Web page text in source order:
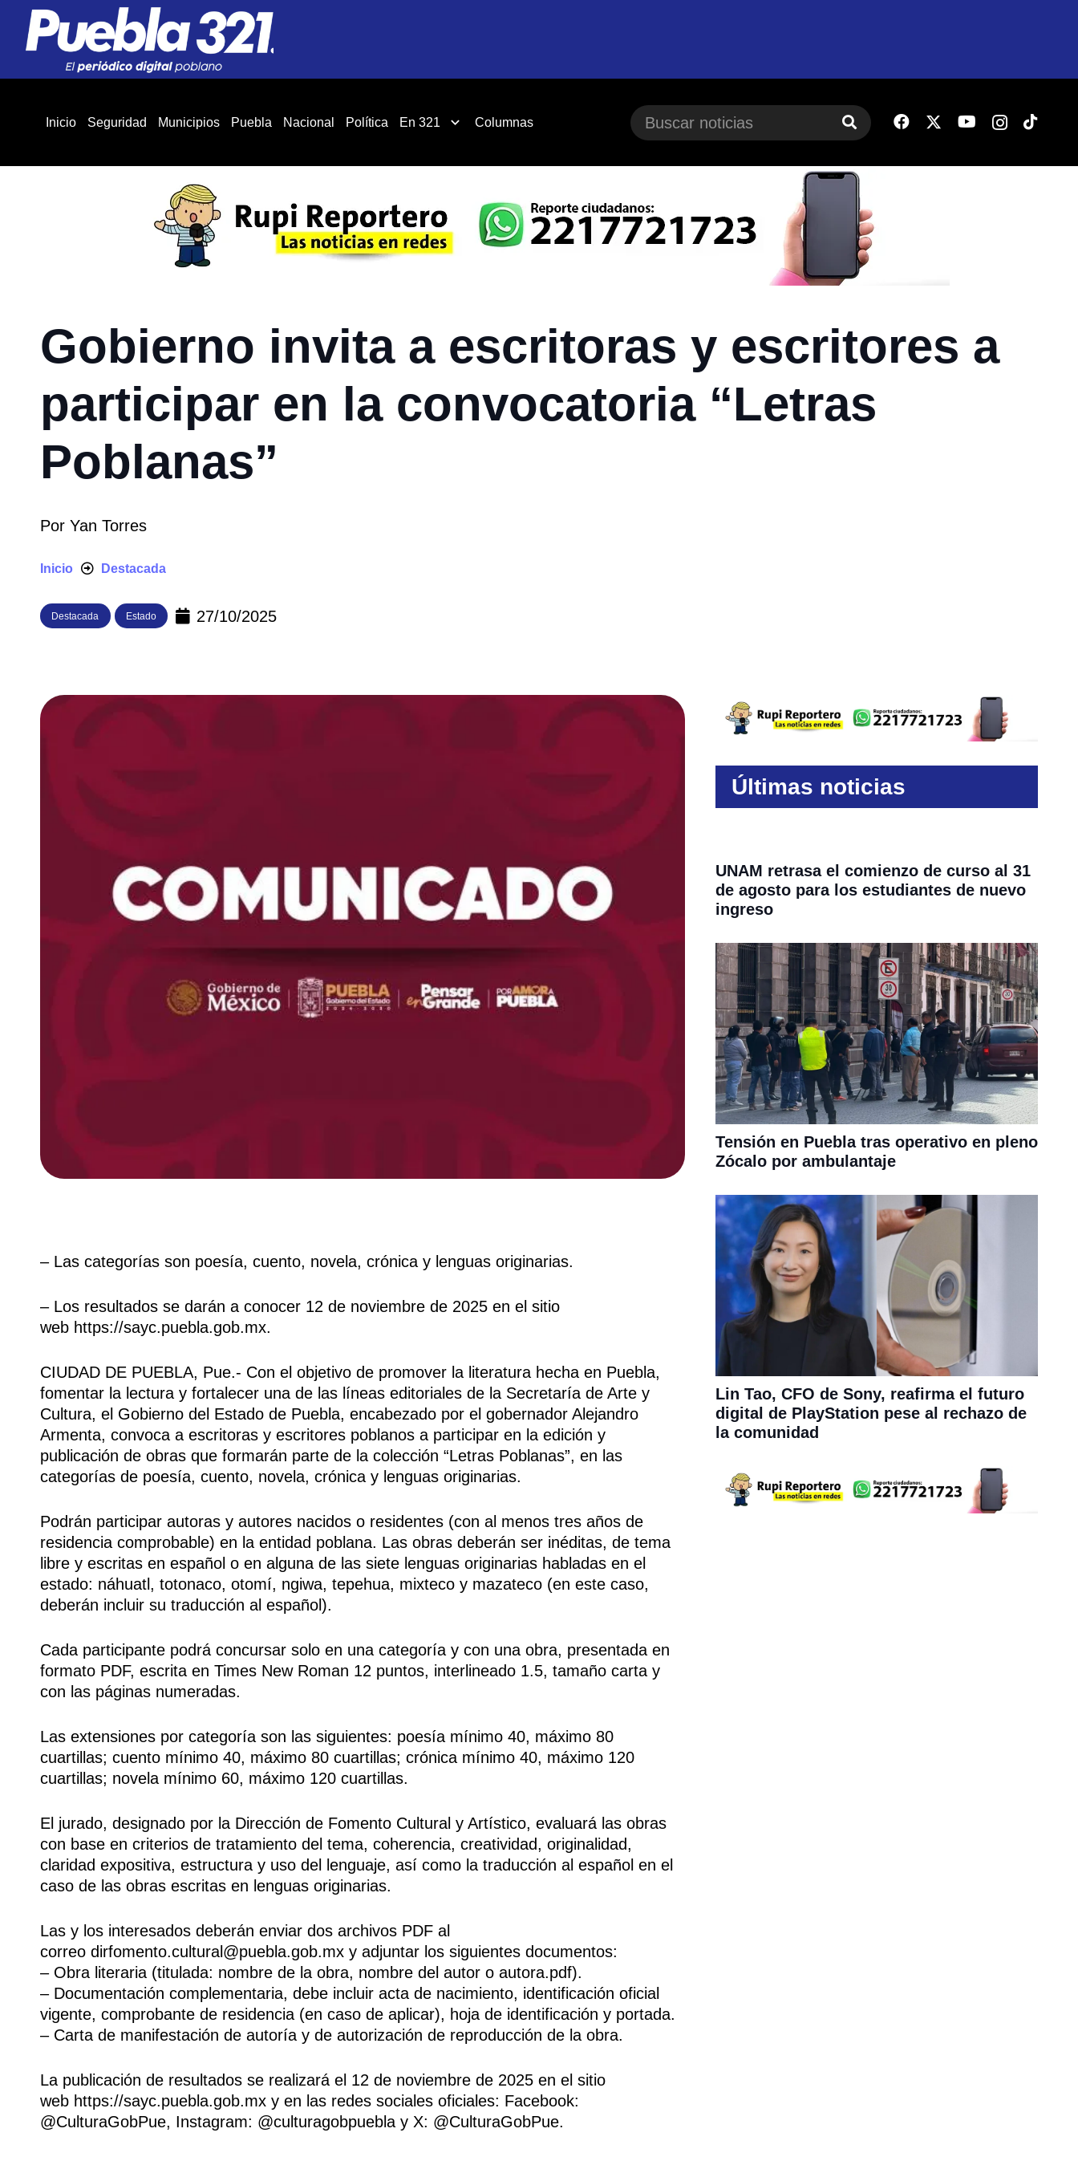
Inicio Seguridad Municipios Puebla Nacional Política En 321 Columnas
Gobierno invita a escritoras y escritores a
participar en la convocatoria “Letras
Poblanas”
Por Yan Torres
Inicio Destacada
Destacada Estado 27/10/2025
– Las categorías son poesía, cuento, novela, crónica y lenguas originarias.
– Los resultados se darán a conocer 12 de noviembre de 2025 en el sitio
web https://sayc.puebla.gob.mx.
CIUDAD DE PUEBLA, Pue.- Con el objetivo de promover la literatura hecha en Puebla,
fomentar la lectura y fortalecer una de las líneas editoriales de la Secretaría de Arte y
Cultura, el Gobierno del Estado de Puebla, encabezado por el gobernador Alejandro
Armenta, convoca a escritoras y escritores poblanos a participar en la edición y
publicación de obras que formarán parte de la colección “Letras Poblanas”, en las
categorías de poesía, cuento, novela, crónica y lenguas originarias.
Podrán participar autoras y autores nacidos o residentes (con al menos tres años de
residencia comprobable) en la entidad poblana. Las obras deberán ser inéditas, de tema
libre y escritas en español o en alguna de las siete lenguas originarias habladas en el
estado: náhuatl, totonaco, otomí, ngiwa, tepehua, mixteco y mazateco (en este caso,
deberán incluir su traducción al español).
Cada participante podrá concursar solo en una categoría y con una obra, presentada en
formato PDF, escrita en Times New Roman 12 puntos, interlineado 1.5, tamaño carta y
con las páginas numeradas.
Las extensiones por categoría son las siguientes: poesía mínimo 40, máximo 80
cuartillas; cuento mínimo 40, máximo 80 cuartillas; crónica mínimo 40, máximo 120
cuartillas; novela mínimo 60, máximo 120 cuartillas.
El jurado, designado por la Dirección de Fomento Cultural y Artístico, evaluará las obras
con base en criterios de tratamiento del tema, coherencia, creatividad, originalidad,
claridad expositiva, estructura y uso del lenguaje, así como la traducción al español en el
caso de las obras escritas en lenguas originarias.
Las y los interesados deberán enviar dos archivos PDF al
correo dirfomento.cultural@puebla.gob.mx y adjuntar los siguientes documentos:
– Obra literaria (titulada: nombre de la obra, nombre del autor o autora.pdf).
– Documentación complementaria, debe incluir acta de nacimiento, identificación oficial
vigente, comprobante de residencia (en caso de aplicar), hoja de identificación y portada.
– Carta de manifestación de autoría y de autorización de reproducción de la obra.
La publicación de resultados se realizará el 12 de noviembre de 2025 en el sitio
web https://sayc.puebla.gob.mx y en las redes sociales oficiales: Facebook:
@CulturaGobPue, Instagram: @culturagobpuebla y X: @CulturaGobPue.
Últimas noticias
UNAM retrasa el comienzo de curso al 31
de agosto para los estudiantes de nuevo
ingreso
Tensión en Puebla tras operativo en pleno
Zócalo por ambulantaje
Lin Tao, CFO de Sony, reafirma el futuro
digital de PlayStation pese al rechazo de
la comunidad